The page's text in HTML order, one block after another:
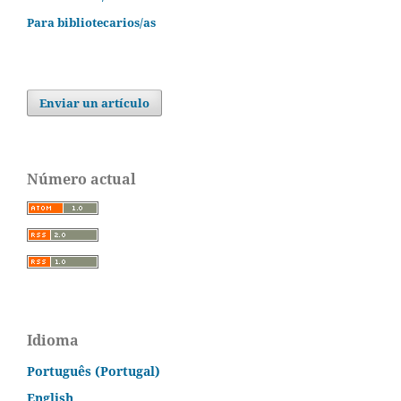
Para bibliotecarios/as
Enviar un artículo
Número actual
Idioma
Português (Portugal)